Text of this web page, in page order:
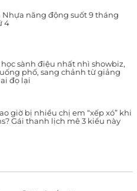
năng động suốt 9 tháng
4
sành điệu nhất nhì showbiz,
phố, sang chảnh từ giảng
đọ lại
giờ bị nhiều chị em “xếp xó” khi
Gái thanh lịch mê 3 kiểu này